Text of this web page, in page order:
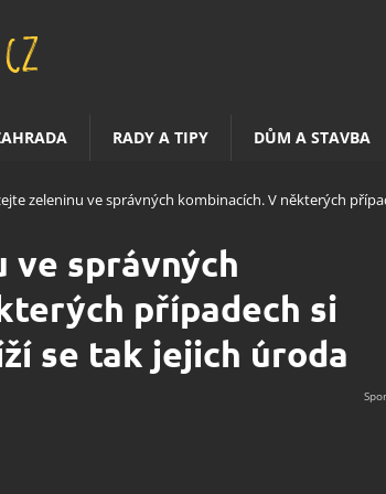
RADY A TIPY DŮM A STAVBA
zeleninu ve správných kombinacích. V některých
ve správných
případech si
se tak jejich úroda